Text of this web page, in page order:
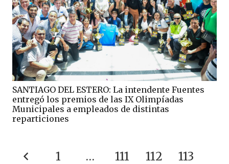
SANTIAGO DEL ESTERO: La intendente Fuentes
entregó los premios de las IX Olimpíadas
Municipales a empleados de distintas
reparticiones
1 … 111 112 113